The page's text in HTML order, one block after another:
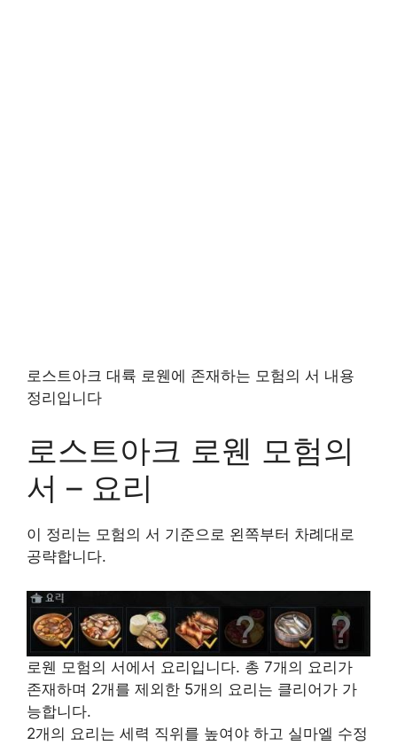
로스트아크 대륙 로웬에 존재하는 모험의 서 내용
정리입니다
로스트아크 로웬 모험의
서 – 요리
이 정리는 모험의 서 기준으로 왼쪽부터 차례대로
공략합니다.
로웬 모험의 서에서 요리입니다. 총 7개의 요리가
존재하며 2개를 제외한 5개의 요리는 클리어가 가
능합니다.
2개의 요리는 세력 직위를 높여야 하고 실마엘 수정